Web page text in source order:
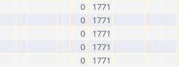
0
1771
0
1771
0
1771
0
1771
0
1771